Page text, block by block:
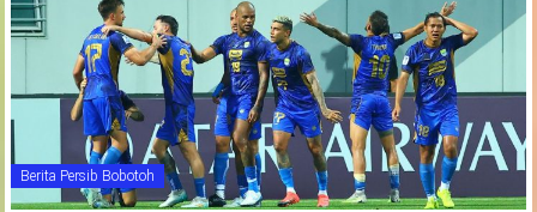
Berita Persib Bobotoh